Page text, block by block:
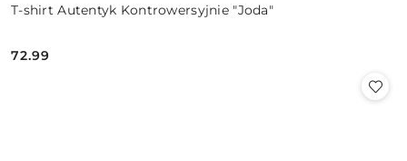
T-shirt Autentyk Kontrowersyjnie "Joda"
Cena:
72.99